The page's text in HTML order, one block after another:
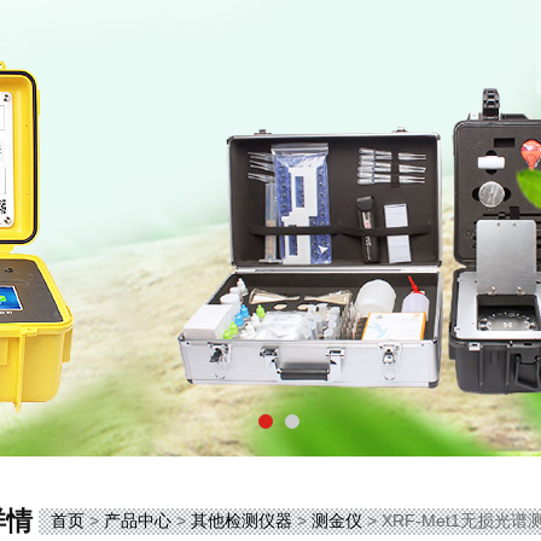
情 首页>产品中心>其他检测仪器>测金仪> XRF-Met1无损光谱